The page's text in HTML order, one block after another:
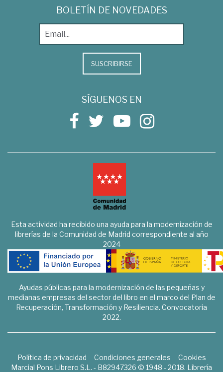
BOLETÍN DE NOVEDADES
SUSCRIBIRSE
SÍGUENOS EN
Esta actividad ha recibido una ayuda para la modernización de
librerías de la Comunidad de Madrid correspondiente al año
2024
Ayudas públicas para la modernización de las pequeñas y
medianas empresas del sector del libro en el marco del Plan de
Recuperación, Transformación y Resiliencia. Convocatoria
2022.
Política de privacidad Condiciones generales
Cookies
Marcial Pons Librero S.L. - B82947326 © 1948 - 2018. Librería